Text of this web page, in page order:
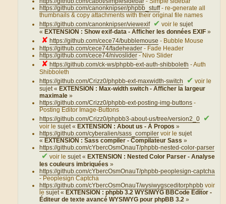
https://github.com/canonknipser/phpbb_stuff- re-generate all
thumbnails & copy attachments with their original file names
https://github.com/canonknipser/viewexif
✔ voir lesujet
« EXTENSION : Show exif-data - Afficher les données EXIF»
✘ https://github.com/cece74/bubblemouse - Bubble Mouse
https://github.com/cece74/fadeheader - Fade Header
https://github.com/cece74/nivoslider - Nivo Slider
✘ https://github.com/ck-ws/phpbb-ext-auth-shibboleth - Auth
Shibboleth
https://github.com/Crizz0/phpbb-ext-maxwidth-switch
✔ voir le
sujet « EXTENSION : Max-width switch - Afficher la largeur
maximale»
https://github.com/Crizz0/phpbb-ext-posting-img-buttons -
Posting Editor Image-Buttons
https://github.com/Crizz0/phpbb3-about-us/tree/version2_0
✔
voir lesujet « EXTENSION : About us - À Propos»
https://github.com/cyberalien/sass_compiler voir lesujet
« EXTENSION : Sass compiler - Compilateur Sass»
https://github.com/cYbercOsmOnauT/phpbb-nested-color-parser
✔ voir lesujet « EXTENSION : Nested Color Parser - Analyse
les couleurs imbriquées»
https://github.com/cYbercOsmOnauT/phpbb-peoplesign-captcha
- Peoplesign Captcha
https://github.com/cYbercOsmOnauT/wysiwygsceditorphpbb voir
lesujet « EXTENSION : phpbb 3.2 WYSIWYG BBCode Editor -
Éditeur de texte avancé WYSIWYG pour phpBB 3.2»